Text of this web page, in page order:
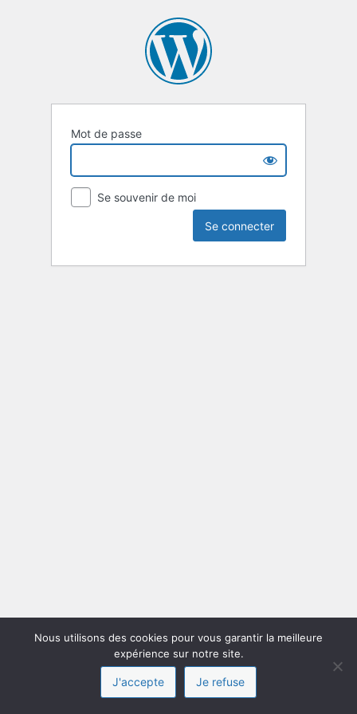
Mot de passe
Se souvenir de moi
Nous utilisons des cookies pour vous garantir la meilleure
expérience sur notre site.
J'accepte Je refuse